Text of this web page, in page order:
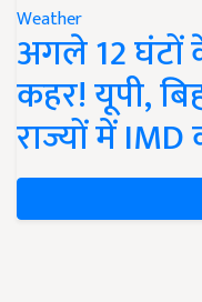
Weather
अगले 12 घंटों
कहर! यूपी,
राज्यों में